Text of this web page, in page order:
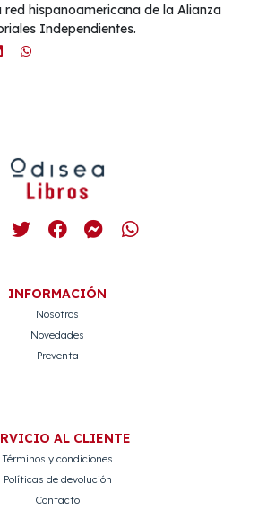
hispanoamericana de la Alianza
Independientes.
INFORMACIÓN
Nosotros
Novedades
Preventa
AL CLIENTE
Términos y condiciones
Políticas de devolución
Contacto